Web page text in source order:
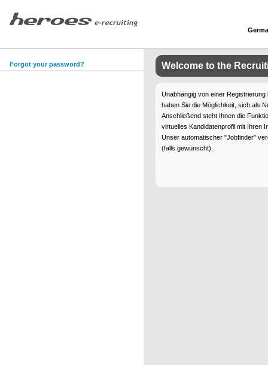
Forgot your password? Welcome to the
Unabhängig von einer
haben Sie die Möglichkeit, sich als
Anschließend steht Ihnen die
virtuelles Kandidatenprofil mit Ihren
Unser automatischer "Jobfinder"
(falls gewünscht).